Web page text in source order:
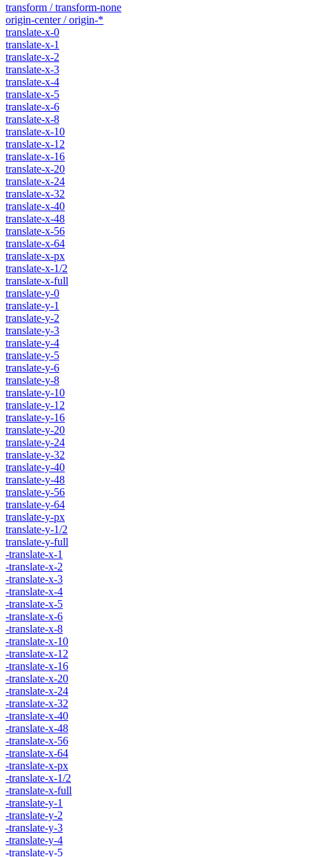
transform / transform-none
origin-center / origin-*
translate-x-0
translate-x-1
translate-x-2
translate-x-3
translate-x-4
translate-x-5
translate-x-6
translate-x-8
translate-x-10
translate-x-12
translate-x-16
translate-x-20
translate-x-24
translate-x-32
translate-x-40
translate-x-48
translate-x-56
translate-x-64
translate-x-px
translate-x-1/2
translate-x-full
translate-y-0
translate-y-1
translate-y-2
translate-y-3
translate-y-4
translate-y-5
translate-y-6
translate-y-8
translate-y-10
translate-y-12
translate-y-16
translate-y-20
translate-y-24
translate-y-32
translate-y-40
translate-y-48
translate-y-56
translate-y-64
translate-y-px
translate-y-1/2
translate-y-full
-translate-x-1
-translate-x-2
-translate-x-3
-translate-x-4
-translate-x-5
-translate-x-6
-translate-x-8
-translate-x-10
-translate-x-12
-translate-x-16
-translate-x-20
-translate-x-24
-translate-x-32
-translate-x-40
-translate-x-48
-translate-x-56
-translate-x-64
-translate-x-px
-translate-x-1/2
-translate-x-full
-translate-y-1
-translate-y-2
-translate-y-3
-translate-y-4
-translate-y-5